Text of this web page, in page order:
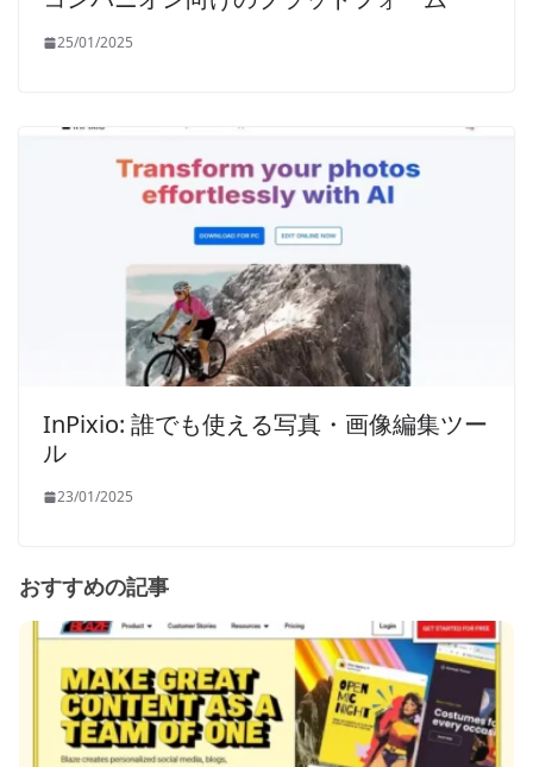
25/01/2025
InPixio: 誰でも使える写真・画像編集ツー
ル
23/01/2025
おすすめの記事